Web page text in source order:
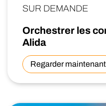
SUR DEMANDE
Orchestrer les
Alida
Regarder maintenant